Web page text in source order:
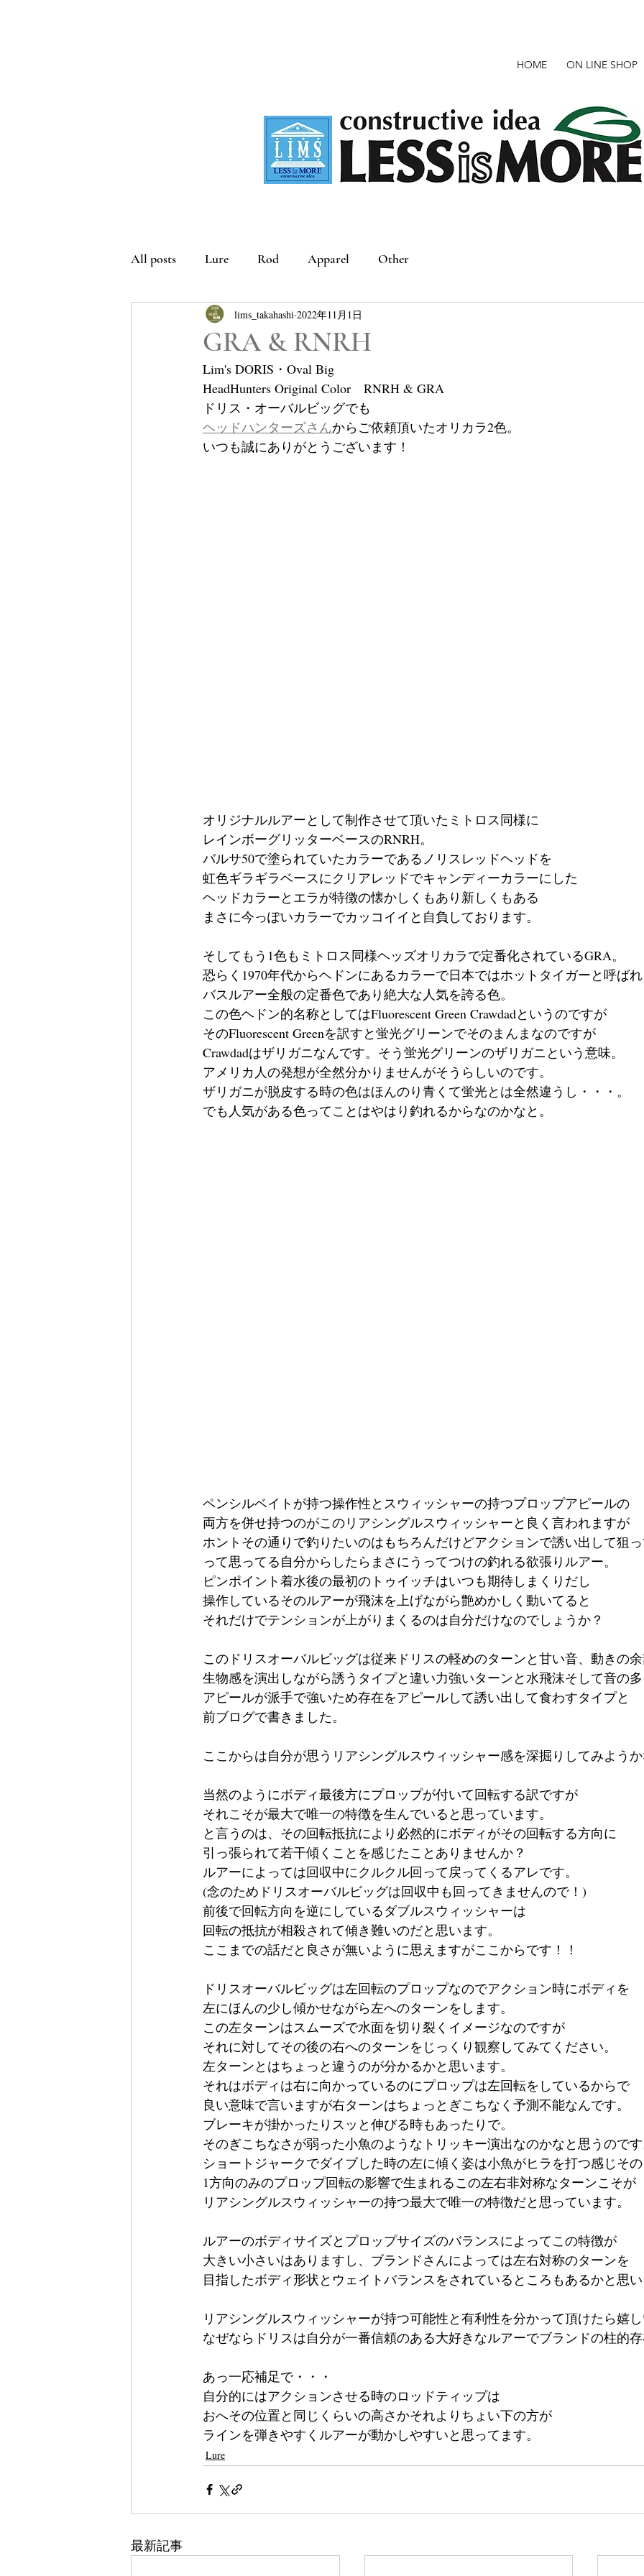
HOME ON LINE SHOP
All posts Lure Rod Apparel Other
GRA & RNRH
lims_takahashi 2022年11月1日
Lim's DORIS・Oval Big
HeadHunters Original Color　RNRH & GRA
ドリス・オーバルビッグでも
ヘッドハンターズさんからご依頼頂いたオリカラ2色。
いつも誠にありがとうございます！
オリジナルルアーとして制作させて頂いたミトロス同様に
レインボーグリッターベースのRNRH。
バルサ50で塗られていたカラーであるノリスレッドヘッドを
虹色ギラギラベースにクリアレッドでキャンディーカラーにした
ヘッドカラーとエラが特徴の懐かしくもあり新しくもある
まさに今っぽいカラーでカッコイイと自負しております。
そしてもう1色もミトロス同様ヘッズオリカラで定番化されているGRA。
恐らく1970年代からヘドンにあるカラーで日本ではホットタイガーと呼ば
バスルアー全般の定番色であり絶大な人気を誇る色。
この色ヘドン的名称としてはFluorescent Green Crawdadというのですが
そのFluorescent Greenを訳すと蛍光グリーンでそのまんまなのですが
Crawdadはザリガニなんです。そう蛍光グリーンのザリガニという意味。
アメリカ人の発想が全然分かりませんがそうらしいのです。
ザリガニが脱皮する時の色はほんのり青くて蛍光とは全然違うし・・・。
でも人気がある色ってことはやはり釣れるからなのかなと。
ペンシルベイトが持つ操作性とスウィッシャーの持つプロップアピールの
両方を併せ持つのがこのリアシングルスウィッシャーと良く言われますが
ホントその通りで釣りたいのはもちろんだけどアクションで誘い出して狙
って思ってる自分からしたらまさにうってつけの釣れる欲張りルアー。
ピンポイント着水後の最初のトゥイッチはいつも期待しまくりだし
操作しているそのルアーが飛沫を上げながら艶めかしく動いてると
それだけでテンションが上がりまくるのは自分だけなのでしょうか？
このドリスオーバルビッグは従来ドリスの軽めのターンと甘い音、動きの
生物感を演出しながら誘うタイプと違い力強いターンと水飛沫そして音の
アピールが派手で強いため存在をアピールして誘い出して食わすタイプと
前ブログで書きました。
ここからは自分が思うリアシングルスウィッシャー感を深掘りしてみよう
当然のようにボディ最後方にプロップが付いて回転する訳ですが
それこそが最大で唯一の特徴を生んでいると思っています。
と言うのは、その回転抵抗により必然的にボディがその回転する方向に
引っ張られて若干傾くことを感じたことありませんか？
ルアーによっては回収中にクルクル回って戻ってくるアレです。
(念のためドリスオーバルビッグは回収中も回ってきませんので！)
前後で回転方向を逆にしているダブルスウィッシャーは
回転の抵抗が相殺されて傾き難いのだと思います。
ここまでの話だと良さが無いように思えますがここからです！！
ドリスオーバルビッグは左回転のプロップなのでアクション時にボディを
左にほんの少し傾かせながら左へのターンをします。
この左ターンはスムーズで水面を切り裂くイメージなのですが
それに対してその後の右へのターンをじっくり観察してみてください。
左ターンとはちょっと違うのが分かるかと思います。
それはボディは右に向かっているのにプロップは左回転をしているからで
良い意味で言いますが右ターンはちょっとぎこちなく予測不能なんです。
ブレーキが掛かったりスッと伸びる時もあったりで。
そのぎこちなさが弱った小魚のようなトリッキー演出なのかなと思うので
ショートジャークでダイブした時の左に傾く姿は小魚がヒラを打つ感じそ
1方向のみのプロップ回転の影響で生まれるこの左右非対称なターンこそが
リアシングルスウィッシャーの持つ最大で唯一の特徴だと思っています。
ルアーのボディサイズとプロップサイズのバランスによってこの特徴が
大きい小さいはありますし、ブランドさんによっては左右対称のターンを
目指したボディ形状とウェイトバランスをされているところもあるかと思
リアシングルスウィッシャーが持つ可能性と有利性を分かって頂けたら嬉
なぜならドリスは自分が一番信頼のある大好きなルアーでブランドの柱的
あっ一応補足で・・・
自分的にはアクションさせる時のロッドティップは
おへその位置と同じくらいの高さかそれよりちょい下の方が
ラインを弾きやすくルアーが動かしやすいと思ってます。
Lure
最新記事